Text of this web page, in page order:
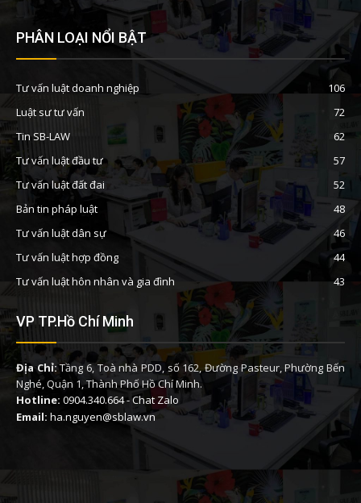
PHÂN LOẠI NỔI BẬT
Tư vấn luật doanh nghiệp
106
Luật sư tư vấn
72
Tin SB-LAW
62
Tư vấn luật đầu tư
57
Tư vấn luật đất đai
52
Bản tin pháp luật
48
Tư vấn luật dân sự
46
Tư vấn luật hợp đồng
44
Tư vấn luật hôn nhân và gia đình
43
VP TP.Hồ Chí Minh
Địa Chỉ:Tầng 6, Toà nhà PDD, số 162, Đường Pasteur, Phường Bến
Nghé, Quận 1, Thành Phố Hồ Chí Minh.
Hotline: 0904.340.664-Chat Zalo
Email: ha.nguyen@sblaw.vn